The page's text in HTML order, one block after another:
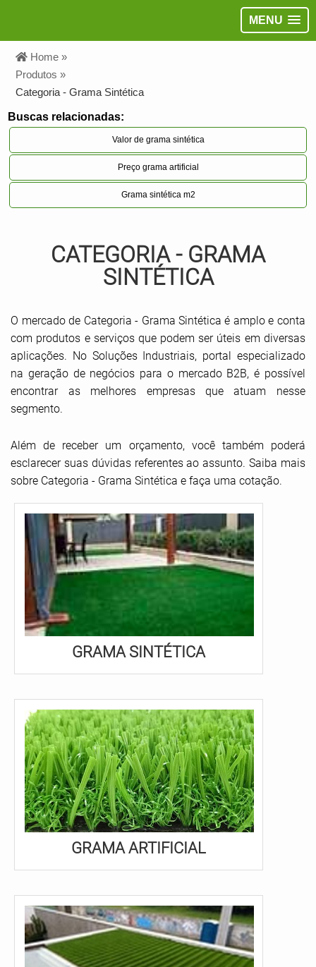
MENU
Home »
Produtos »
Categoria - Grama Sintética
Buscas relacionadas:
Valor de grama sintética
Preço grama artificial
Grama sintética m2
CATEGORIA - GRAMA
SINTÉTICA
O mercado de Categoria - Grama Sintética é amplo e conta
com produtos e serviços que podem ser úteis em diversas
aplicações. No Soluções Industriais, portal especializado
na geração de negócios para o mercado B2B, é possível
encontrar as melhores empresas que atuam nesse
segmento.
Além de receber um orçamento, você também poderá
esclarecer suas dúvidas referentes ao assunto. Saiba mais
sobre Categoria - Grama Sintética e faça uma cotação.
GRAMA SINTÉTICA
GRAMA ARTIFICIAL